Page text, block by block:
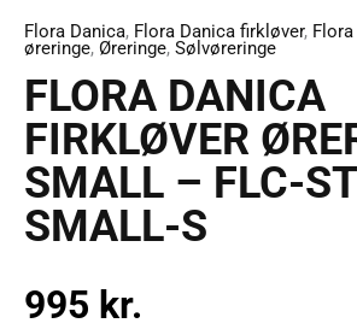
Flora Danica, Flora Danica firkløver,
øreringe, Øreringe, Sølvøreringe
FLORA DANICA
FIRKLØVER
SMALL – FLC-
SMALL-S
995 kr.
FLORA
FIRKLØVER
ØRERINGE
SMALL
-
FLC-
SMALL-